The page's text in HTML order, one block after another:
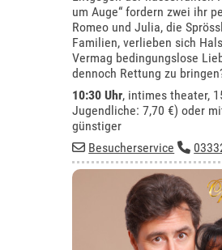
um Auge“ fordern zwei ihr
Romeo und Julia, die
Familien, verlieben sich
Vermag bedingungslose
dennoch Rettung zu
10:30 Uhr, intimes theater,
Jugendliche: 7,70 €) oder
günstiger
Besucherservice